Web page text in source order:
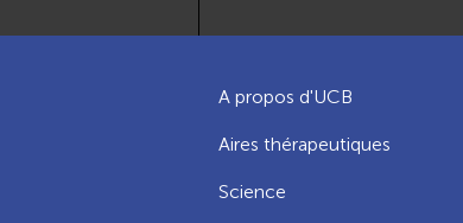
A propos d'UCB
Aires thérapeutiques
Science